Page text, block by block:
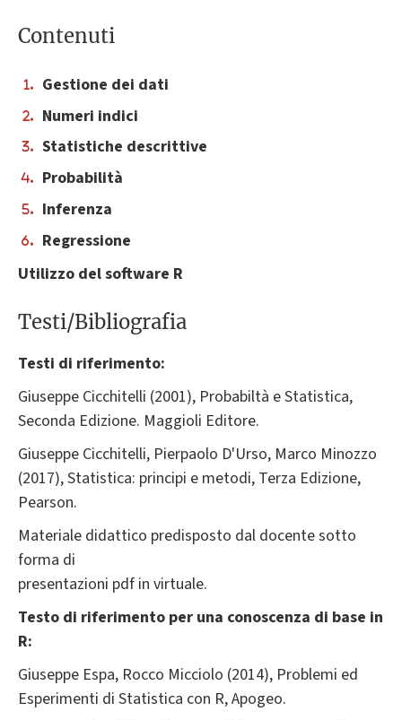
Contenuti
Gestione dei dati
Numeri indici
Statistiche descrittive
Probabilità
Inferenza
Regressione
Utilizzo del software R
Testi/Bibliografia
Testi di riferimento:
Giuseppe Cicchitelli (2001), Probabiltà e Statistica,
Seconda Edizione. Maggioli Editore.
Giuseppe Cicchitelli, Pierpaolo D'Urso, Marco Minozzo
(2017), Statistica: principi e metodi, Terza Edizione,
Pearson.
Materiale didattico predisposto dal docente sotto
forma di
presentazioni pdf in virtuale.
Testo di riferimento per una conoscenza di base in
R:
Giuseppe Espa, Rocco Micciolo (2014), Problemi ed
Esperimenti di Statistica con R, Apogeo.